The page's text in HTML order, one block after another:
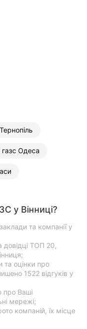
газс Одеса
у Вінниці?
та компанії у
довідці ТОП 20,
та оцінки про
1522 відгуків у
про Ваші
мережі;
компаній, їх місце